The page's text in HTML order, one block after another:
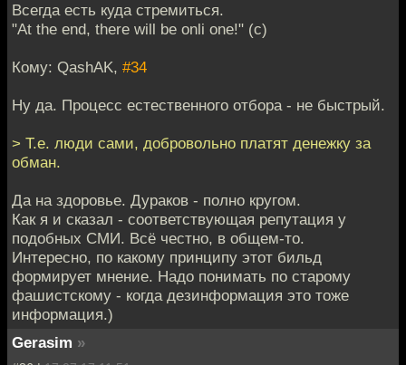
Всегда есть куда стремиться.
"At the end, there will be onli one!" (с)
Кому: QashAK, #34
Ну да. Процесс естественного отбора - не быстрый.
> Т.е. люди сами, добровольно платят денежку за
обман.
Да на здоровье. Дураков - полно кругом.
Как я и сказал - соответствующая репутация у
подобных СМИ. Всё честно, в общем-то.
Интересно, по какому принципу этот бильд
формирует мнение. Надо понимать по старому
фашистскому - когда дезинформация это тоже
информация.)
Gerasim »